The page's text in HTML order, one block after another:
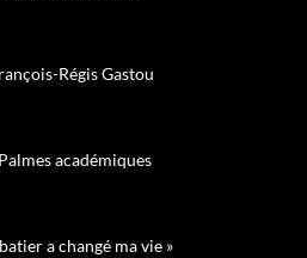
Régis Gastou
académiques
a changé ma vie »